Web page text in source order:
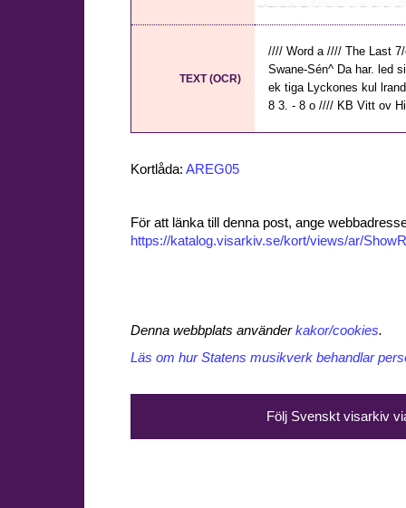
TEXT (OCR)
//// Word a //// The Last
Swane-Sén^ Da har. led
ek tiga Lyckones kul
8 3. - 8 o //// KB Vitt ov
Kortlåda: AREG05
För att länka till denna post, ange
https://katalog.visarkiv.se/kort/views/ar/
Denna webbplats använderkakor/cookies.
Läs om hur Statens musikverk behandlar
Följ Svenskt visarkiv